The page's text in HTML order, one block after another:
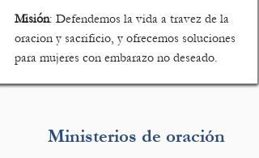
Misión: Defendemos la vida a travez de la
oracion y sacrificio, y ofrecemos soluciones
para mujeres con embarazo no deseado.
Ministerios de oración